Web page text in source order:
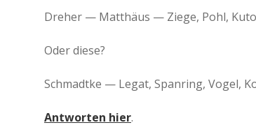
Dreher — Matthäus — Ziege, Pohl,
Oder diese?
Schmadtke — Legat, Spanring, Vogel,
Antworten hier.